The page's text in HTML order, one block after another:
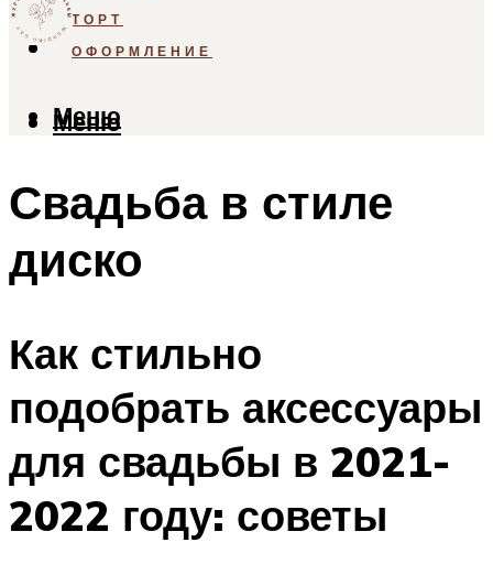
ТОРТ
ОФОРМЛЕНИЕ
Меню
Меню
Свадьба в стиле
диско
Как стильно
подобрать аксессуары
для свадьбы в 2021-
2022 году: советы